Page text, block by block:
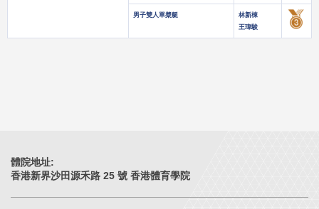
男子雙人單槳艇
林新棟
王瑋駿
體院地址:
香港新界沙田源禾路 25 號 香港體育學院